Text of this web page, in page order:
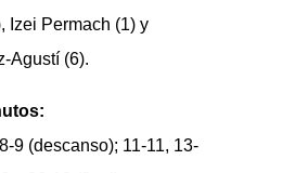
Izei Permach (1) y
Agustí (6).
9 (descanso); 11-11, 13-